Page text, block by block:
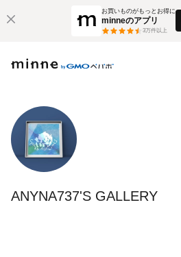
お買いものがもっとお得に
minneのアプリ
3万件以上
ANYNA737'S GALLERY